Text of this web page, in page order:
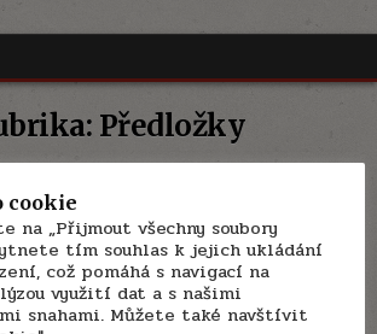
Předložky
cookie
na „Přijmout všechny soubory
tím souhlas k jejich ukládání
což pomáhá s navigací na
využití dat a s našimi
snahami. Můžete také navštívit